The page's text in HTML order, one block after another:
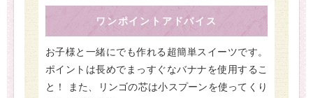
ワンポイントアドバイス
お子様と一緒にでも作れる超簡単スイーツです。
ポイントは長めでまっすぐなバナナを使用するこ
と！ また、リンゴの芯は小スプーンを使ってくり